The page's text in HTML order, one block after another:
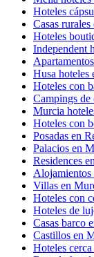
Hoteles
Casas
Hoteles
Independent
Husa hoteles
Hoteles con
Campings de
Murcia
Hoteles con
Posadas en
Palacios en
Residences
Alojamientos
Villas en
Hoteles con
Hoteles de
Casas barco
Castillos en
Hoteles